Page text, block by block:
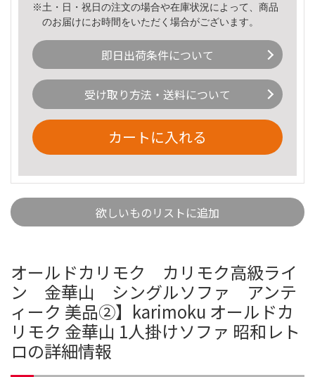
※土・日・祝日の注文の場合や在庫状況によって、商品
のお届けにお時間をいただく場合がございます。
即日出荷条件について
受け取り方法・送料について
カートに入れる
欲しいものリストに追加
オールドカリモク カリモク高級ライ
ン 金華山 シングルソファ アンテ
ィーク 美品②】karimoku オールドカ
リモク 金華山 1人掛けソファ 昭和レト
ロの詳細情報